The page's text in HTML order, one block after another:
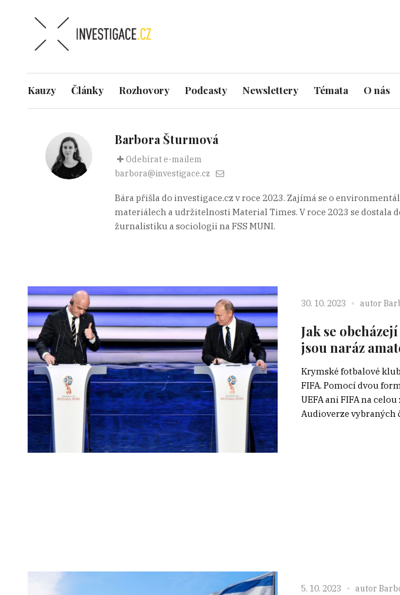
Kauzy Články Rozhovory Podcasty Newslettery Témata O nás
Barbora Šturmová
Odebírat e-mailem
barbora@investigace.cz
Bára přišla do investigace.cz v roce 2023. Zajímá se o
materiálech a udržitelnosti Material Times. V roce 2023 se
žurnalistiku a sociologii na FSS MUNI.
30. 10. 2023 autor
Jak se
jsou naráz
Krymské fotbalové
FIFA. Pomocí dvou
UEFA ani FIFA na
Audioverze vybraných
5. 10. 2023 autor